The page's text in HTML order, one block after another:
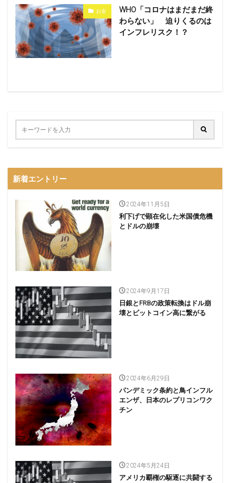
お金
WHO「コロナはまだまだ終
わらない」 迫りくるのは
インフレリスク！？
新着エントリー
2024年11月5日
利下げで顕在化した米国債危機
とドルの崩壊
2024年9月17日
日銀とFRBの政策転換はドル崩
壊とビットコイン高に繋がる
2024年6月29日
パンデミック条約と鳥インフル
エンザ、日本のレプリコンワク
チン
2024年5月24日
アメリカ覇権の駆逐に共闘する